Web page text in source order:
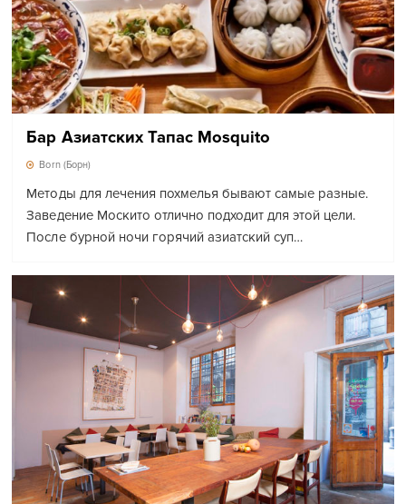
Бар Азиатских Тапас Mosquito
Born (Борн)
Методы для лечения похмелья бывают самые разные.
Заведение Москито отлично подходит для этой цели.
После бурной ночи горячий азиатский суп…